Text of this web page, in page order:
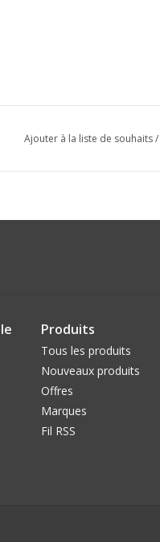
Ajouter à la liste de souhaits/
Produits
Tous les produits
Nouveaux produits
Offres
Marques
Fil RSS